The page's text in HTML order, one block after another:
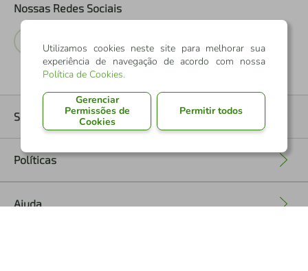
Nossas Redes Sociais
Sobre nós
Políticas
Ajuda
Utilizamos cookies neste site para melhorar sua
experiência de navegação de acordo com nossa
Política de Cookies.
Gerenciar
Permissões de
Cookies
Permitir todos